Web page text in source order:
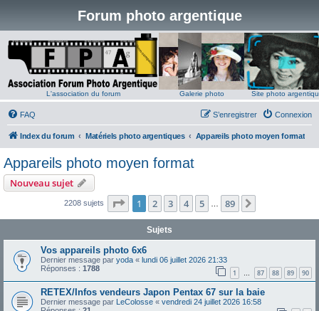
Forum photo argentique
L'association du forum Galerie photo Site photo
FAQ Connexion
S’enregistrer
Index du forum Matériels photo argentiques Appareils photo moyen format
Appareils photo moyen format
Nouveau sujet
2208 sujets Page 1sur89
1 2 3 4 5 89
Sujets
Vos appareils photo 6x6
Dernier message par yoda « lundi 06 juillet 2026 21:33
Réponses : 1788 1 … 87 88 89 90
RETEX/Infos vendeurs Japon Pentax 67 sur la baie
Dernier message par LeColosse « vendredi 24 juillet 2026 16:58